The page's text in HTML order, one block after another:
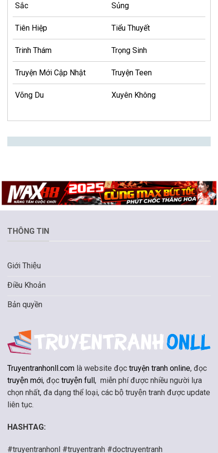
Sắc Sủng
Tiên Hiệp Tiểu Thuyết
Trinh Thám Trọng Sinh
Truyện Mới Cập Nhật Truyện Teen
Võng Du Xuyên Không
THÔNG TIN
Giới Thiệu
Điều Khoản
Bản quyền
Truyentranhonll.com là website đọc truyện tranh online, đọc
truyện mới, đọc truyện full , miễn phí được nhiều người lựa
chọn nhất, đa dạng thể loại, các bộ truyện tranh được update
liên tục.
HASHTAG:
#truyentranhonl #truyentranh #doctruyentranh